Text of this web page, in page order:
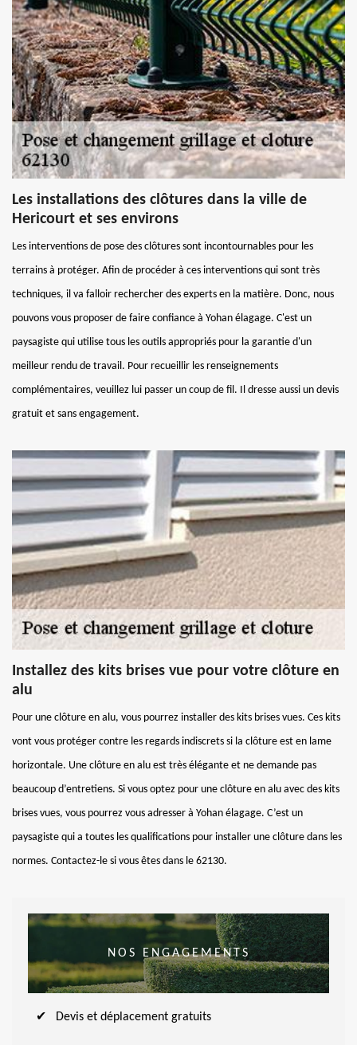
Les installations des clôtures dans la ville de
Hericourt et ses environs
Les interventions de pose des clôtures sont incontournables pour les
terrains à protéger. Afin de procéder à ces interventions qui sont très
techniques, il va falloir rechercher des experts en la matière. Donc, nous
pouvons vous proposer de faire confiance à Yohan élagage. C'est un
paysagiste qui utilise tous les outils appropriés pour la garantie d'un
meilleur rendu de travail. Pour recueillir les renseignements
complémentaires, veuillez lui passer un coup de fil. Il dresse aussi un devis
gratuit et sans engagement.
Installez des kits brises vue pour votre clôture en
alu
Pour une clôture en alu, vous pourrez installer des kits brises vues. Ces kits
vont vous protéger contre les regards indiscrets si la clôture est en lame
horizontale. Une clôture en alu est très élégante et ne demande pas
beaucoup d’entretiens. Si vous optez pour une clôture en alu avec des kits
brises vues, vous pourrez vous adresser à Yohan élagage. C’est un
paysagiste qui a toutes les qualifications pour installer une clôture dans les
normes. Contactez-le si vous êtes dans le 62130.
NOS ENGAGEMENTS
Devis et déplacement gratuits